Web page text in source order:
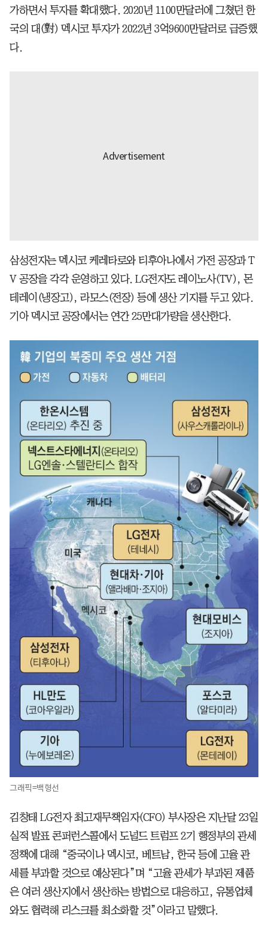
가하면서 투자를 확대했다. 2020년 1100만달러에 그쳤던 한
국의 대(對) 멕시코 투자가 2022년 3억9600만달러로 급증했
다.
삼성전자는 멕시코 케레타로와 티후아나에서 가전 공장과 T
V 공장을 각각 운영하고 있다. LG전자도 레이노사(TV), 몬
테레이(냉장고), 라모스(전장) 등에 생산 기지를 두고 있다.
기아 멕시코 공장에서는 연간 25만대가량을 생산한다.
그래픽=백형선
김창태 LG전자 최고재무책임자(CFO) 부사장은 지난달 23일
실적 발표 콘퍼런스콜에서 도널드 트럼프 2기 행정부의 관세
정책에 대해 “중국이나 멕시코, 베트남, 한국 등에 고율 관
세를 부과할 것으로 예상된다”며 “고율 관세가 부과된 제품
은 여러 생산지에서 생산하는 방법으로 대응하고, 유통업체
와도 협력해 리스크를 최소화할 것”이라고 말했다.